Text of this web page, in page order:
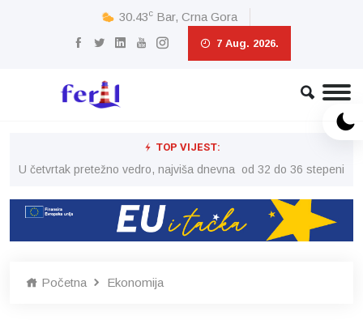
30.43c Bar, Crna Gora
7 Aug. 2026.
TOP VIJEST:
U četvrtak pretežno vedro, najviša dnevna od 32 do 36 stepeni
Početna Ekonomija